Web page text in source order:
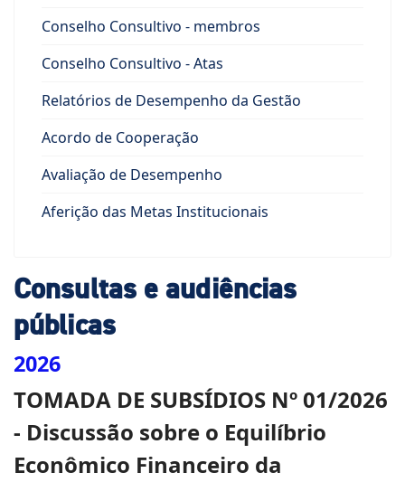
Conselho Consultivo - membros
Conselho Consultivo - Atas
Relatórios de Desempenho da Gestão
Acordo de Cooperação
Avaliação de Desempenho
Aferição das Metas Institucionais
Consultas e audiências
públicas
2026
TOMADA DE SUBSÍDIOS Nº 01/2026
- Discussão sobre o Equilíbrio
Econômico Financeiro da